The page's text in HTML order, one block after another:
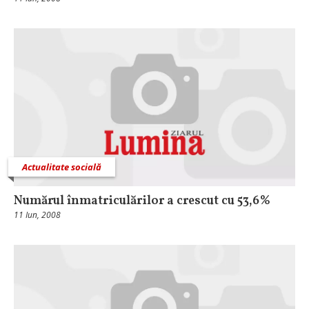
Actualitate socială
Numărul înmatriculărilor a crescut cu 53,6%
11 Iun, 2008